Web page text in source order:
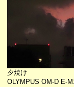
夕焼け
OLYMPUS OM-D E-